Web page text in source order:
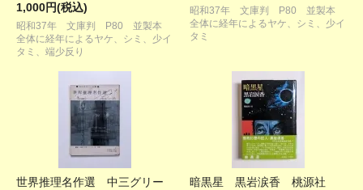
1,000円(税込)
昭和37年 文庫判 P80 並製本
全体に経年によるヤケ、シミ、少イ
タミ、端少反り
昭和37年 文庫判 P80 並製本
全体に経年によるヤケ、シミ、少イ
タミ
世界推理名作選 中三グリー
暗黒星 黒岩涙香 桃源社